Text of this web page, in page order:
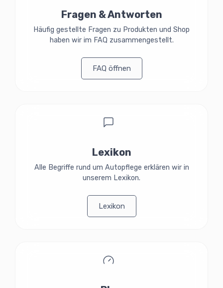
Fragen & Antworten
Häufig gestellte Fragen zu Produkten und Shop
haben wir im FAQ zusammengestellt.
FAQ öffnen
Lexikon
Alle Begriffe rund um Autopflege erklären wir in
unserem Lexikon.
Lexikon